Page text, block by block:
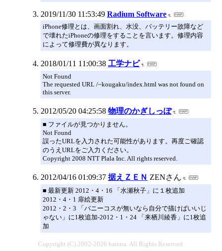
2019/11/30 11:53:49 Radium Software
iPhone修理とは、画面割れ、水没、バッテリー故障など
で壊れたiPhoneの修理をすることを言います。修理内容
によって修理費が異なります。
2018/01/11 11:00:38 工学ナビ
Not Found
The requested URL /~kougaku/index.html was not found on
this server.
2012/05/20 04:25:58 物理のかぎしっぽ
■ ファイルが見つかりません。
Not Found
誤ったURLを入力された可能性があります。再度ご確認
のうえURLをご入力ください。
Copyright 2008 NTT Plala Inc. All rights reserved.
2012/04/16 01:09:37 据えＺＥＮ ZENさん
■ 最新更新 2012・4・16 「水瀬秋子」に１枚追加
2012・4・1 扉絵更新
2012・2・3 「バニーコスが無いなら自分で描けばいいじ
ゃない」に1枚追加-2012・1・24 「来栖川綾香」に1枚追
加
Copyright (C) 2002-2026 hatena. All Rights Reserved.